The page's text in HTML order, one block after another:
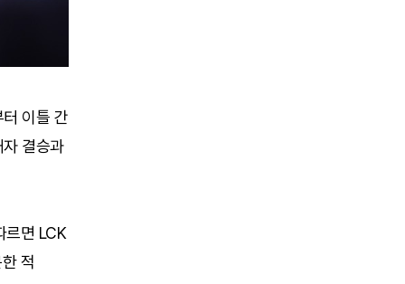
이틀 간
결승과
르면 LCK
적